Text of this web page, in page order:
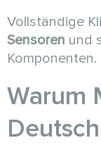
Vollständige
Sensoren und
Komponenten.
Warum